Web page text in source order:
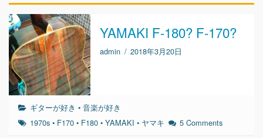
YAMAKI F-180? F-170?
admin / 2018年3月20日
ギターが好き •音楽が好き
1970s • F170 • F180 •YAMAKI • ヤマキ 5 Comments